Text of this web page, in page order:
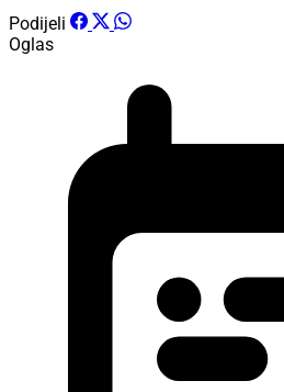
Podijeli
Oglas